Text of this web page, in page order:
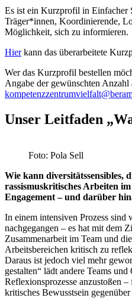
Es ist ein Kurzprofil in Einfacher
Träger*innen, Koordinierende,
Möglichkeit, sich zu informieren.
Hierkann das überarbeitete
Wer das Kurzprofil bestellen
Angabe der gewünschten Anzahl
Unser Leitfaden
Foto: Pola Sell
Wie kann diversitätssensibles,
rassismuskritisches Arbeiten
Engagement – und darüber
In einem intensiven Prozess sind
nachgegangen – es hat mit dem
Zusammenarbeit im Team und
Arbeitsbereichen kritisch zu
Daraus ist jedoch viel mehr
gestalten“ lädt andere Teams
Reflexionsprozesse anzustoßen
kritisches Bewusstsein